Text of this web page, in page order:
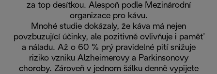
za top desítkou. Alespoň podle Mezinárodní
organizace pro kávu.
Mnohé studie dokázaly, že káva má nejen
povzbuzující účinky, ale pozitivně ovlivňuje i paměť
a náladu. Až o 60 % prý pravidelné pití snižuje
riziko vzniku Alzheimerovy a Parkinsonovy
choroby. Zároveň v jednom šálku denně vypijete